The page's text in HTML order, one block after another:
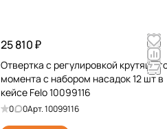
25 810 ₽
Отвертка с регулировкой
момента с набором насадок 12 шт в
кейсе Felo 10099116
0 0Арт.10099116